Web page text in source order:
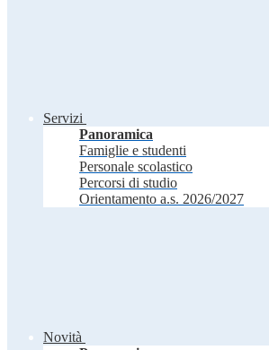
Servizi
Panoramica
Famiglie e studenti
Personale scolastico
Percorsi di studio
Orientamento a.s. 2026/2027
Novità